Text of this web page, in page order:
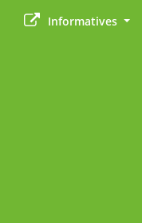
Informatives